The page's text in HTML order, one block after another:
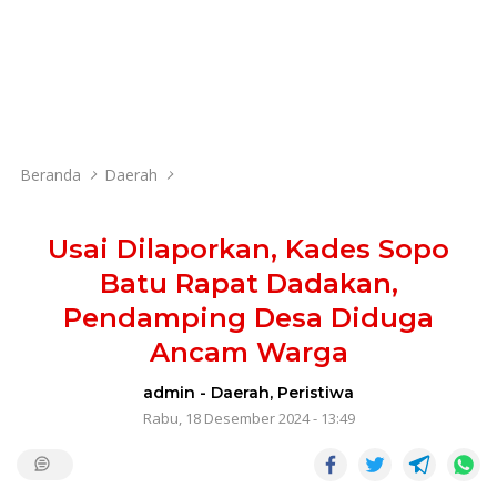
Beranda Daerah
Usai Dilaporkan, Kades Sopo
Batu Rapat Dadakan,
Pendamping Desa Diduga
Ancam Warga
admin - Daerah, Peristiwa
Rabu, 18 Desember 2024 - 13:49